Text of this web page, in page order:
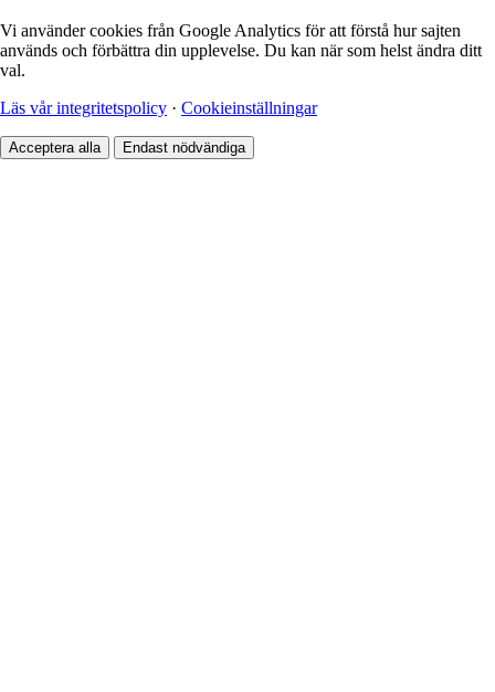
Vi använder cookies från Google Analytics för att förstå hur sajten
används och förbättra din upplevelse. Du kan när som helst ändra ditt
val.
Läs vår integritetspolicy · Cookieinställningar
Acceptera alla Endast nödvändiga